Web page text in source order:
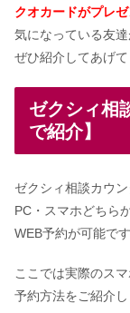
クオカードがプレゼ
気になっている友
ぜひ紹介してあげ
ゼクシィ相
で紹介】
ゼクシィ相談カウ
PC・スマホどちら
WEB予約が可能です
ここでは実際のス
予約方法をご紹介し